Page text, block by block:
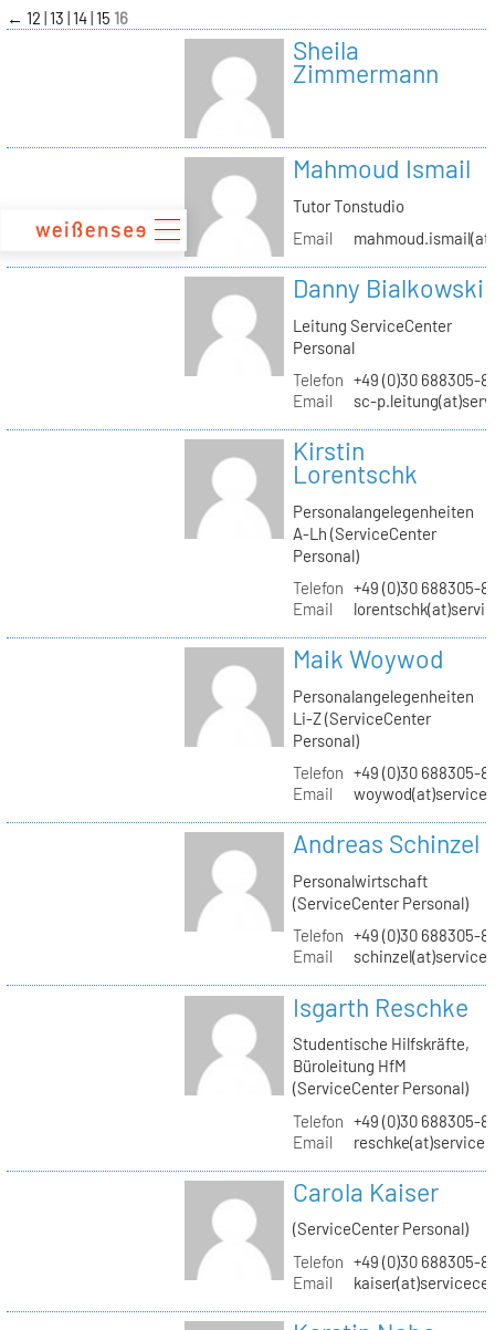
zum
Inhalt
← 12 13 14 15 16
Sheila
Zimmermann
Mahmoud Ismail
Tutor Tonstudio
Email
Danny Bialkowski
Leitung ServiceCenter
Personal
Telefon +49 (0)30 688305-
Email
sc-
Kirstin
Lorentschk
Personalangelegenheiten
A-Lh (ServiceCenter
Personal)
Telefon +49 (0)30 688305-
Email
Maik Woywod
Personalangelegenheiten
Li-Z (ServiceCenter
Personal)
Telefon +49 (0)30 688305-
Email
Andreas Schinzel
Personalwirtschaft
(ServiceCenter Personal)
Telefon +49 (0)30 688305-
Email
Isgarth Reschke
Studentische Hilfskräfte,
Büroleitung HfM
(ServiceCenter Personal)
Telefon +49 (0)30 688305-
Email
Carola Kaiser
(ServiceCenter Personal)
Telefon +49 (0)30 688305-
Email